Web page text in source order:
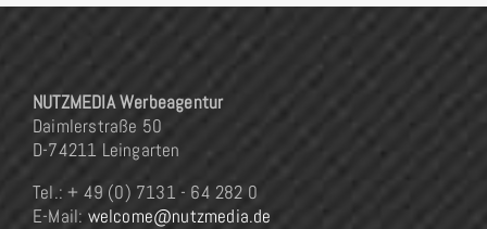
NUTZMEDIA Werbeagentur
Daimlerstraße 50
D-74211 Leingarten
Tel.: + 49 (0) 7131 - 64 282 0
E-Mail: welcome@nutzmedia.de